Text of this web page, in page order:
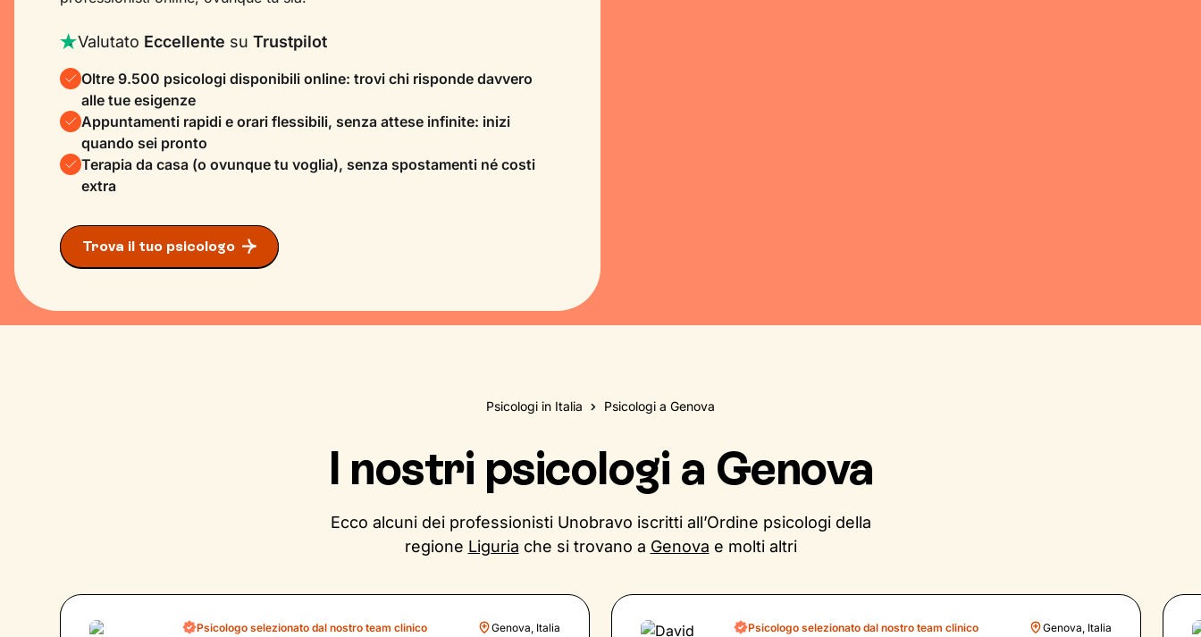
Valutato Eccellente suTrustpilot
Oltre 9.500 psicologi disponibili online: trovi chi risponde davvero
alle tue esigenze
Appuntamenti rapidi e orari flessibili, senza attese infinite: inizi
quando sei pronto
Terapia da casa (o ovunque tu voglia), senza spostamenti né costi
extra
Trova il tuo psicologo
Psicologi in Italia Psicologi a Genova
I nostri psicologi a Genova
Ecco alcuni dei professionisti Unobravo iscritti all’Ordine psicologi della
regione Liguria che si trovano a Genova e molti altri
Psicologo selezionato dal nostro team clinico Genova, Italia Psicologo selezionato dal nostro team clinico Genova, Italia